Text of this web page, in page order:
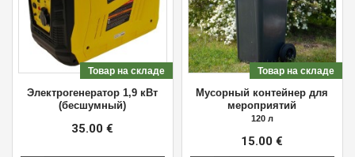
Товар на складе
Электрогенератор 1,9 кВт
(бесшумный)
35.00 €
Товар на складе
Мусорный контейнер для
мероприятий
120 л
15.00 €